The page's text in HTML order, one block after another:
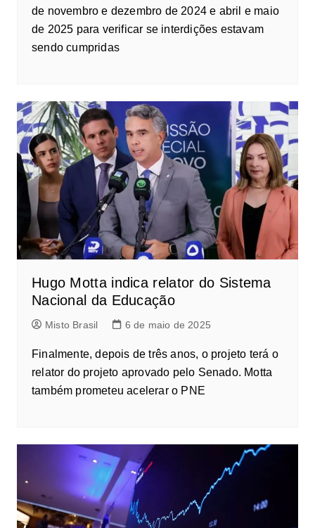
de novembro e dezembro de 2024 e abril e maio
de 2025 para verificar se interdições estavam
sendo cumpridas
Hugo Motta indica relator do Sistema
Nacional da Educação
Misto Brasil 6 de maio de 2025
Finalmente, depois de três anos, o projeto terá o
relator do projeto aprovado pelo Senado. Motta
também prometeu acelerar o PNE